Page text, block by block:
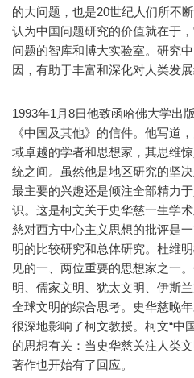
的大问题，也是20世纪人们所不
认为中国问题研究的价值就在于
问题的智库和博大实验室。研究
因，有助于丰富和深化对人类发展
1993年1月8日他致函哈佛大学出
《中国及其他》的信件。他写道
域卓越的学者和思想家，其思维
统之间。虽然他是地区研究的坚
最主要的兴趣还是倾注全部精力
识。这是柯文关于史华慈一生学
慈对西方中心主义思想的批评是
明的比较研究和总体研究。杜维
见的一、两位重要的思想家之一
明、儒家文明、犹太文明、伊斯
全球文明的综合思考。史华慈晚
很深地影响了柯文教授。柯文“中
的思想有关：当史华慈关注人类
著作也开始有了回应。